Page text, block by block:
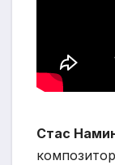
Стас